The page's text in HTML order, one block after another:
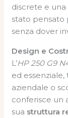
discrete e
stato pensato
senza dover
Design e
L’HP 250 G9
ed
aziendale o
conferisce un
sua struttura